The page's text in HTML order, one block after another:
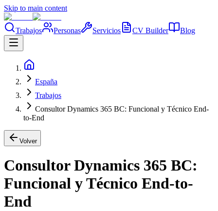
Skip to main content
Trabajos Personas Servicios CV Builder Blog
España
Trabajos
Consultor Dynamics 365 BC: Funcional y Técnico End-
to-End
Volver
Consultor Dynamics 365 BC:
Funcional y Técnico End-to-
End